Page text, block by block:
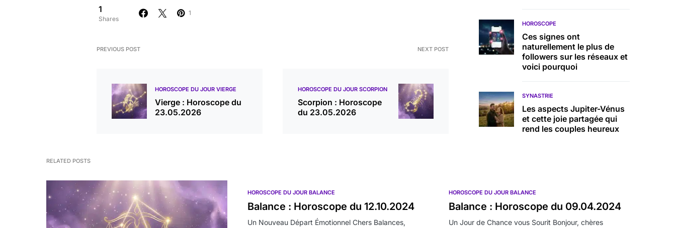
1
Shares
1
PREVIOUS POST
HOROSCOPE DU JOUR VIERGE
Vierge : Horoscope du
23.05.2026
NEXT POST
HOROSCOPE DU JOUR SCORPION
Scorpion : Horoscope
du 23.05.2026
HOROSCOPE
Ces signes ont
naturellement le plus de
followers sur les réseaux et
voici pourquoi
SYNASTRIE
Les aspects Jupiter-Vénus
et cette joie partagée qui
rend les couples heureux
RELATED POSTS
HOROSCOPE DU JOUR BALANCE
Balance : Horoscope du 12.10.2024
Un Nouveau Départ Émotionnel Chers Balances,
HOROSCOPE DU JOUR BALANCE
Balance : Horoscope du 09.04.2024
Un Jour de Chance vous Sourit Bonjour, chères